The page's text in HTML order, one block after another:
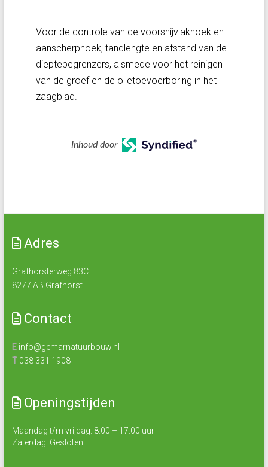
Voor de controle van de voorsnijvlakhoek en
aanscherphoek, tandlengte en afstand van de
dieptebegrenzers, alsmede voor het reinigen
van de groef en de olietoevoerboring in het
zaagblad.
Inhoud door
Adres
Grafhorsterweg 83C
8277 AB Grafhorst
Contact
E info@gemarnatuurbouw.nl
T 038 331 1908
Openingstijden
Maandag t/m vrijdag: 8.00 – 17.00 uur
Zaterdag: Gesloten